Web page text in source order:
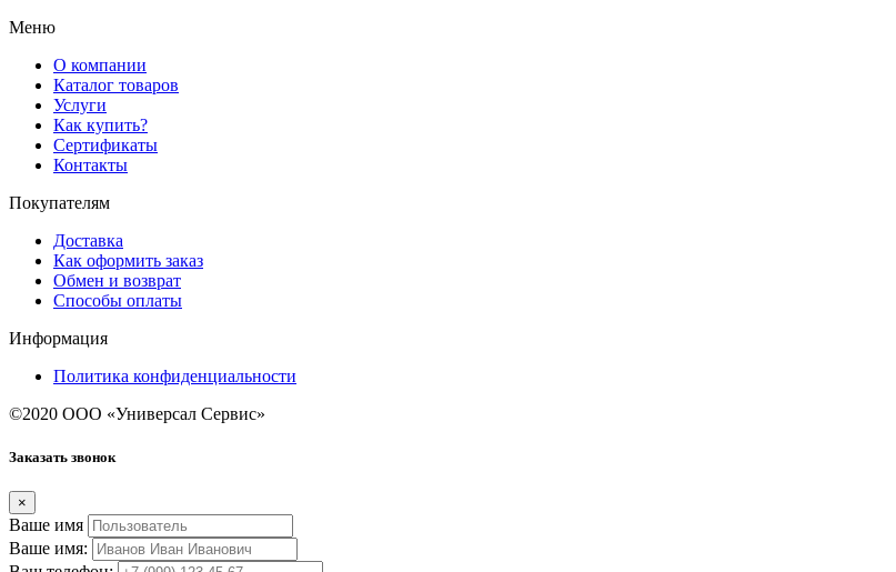
Меню
О компании
Каталог товаров
Услуги
Как купить?
Сертификаты
Контакты
Покупателям
Доставка
Как оформить заказ
Обмен и возврат
Способы оплаты
Информация
Политика конфиденциальности
©2020 ООО «Универсал Сервис»
Заказать звонок
×
Ваше имя
Ваше имя: